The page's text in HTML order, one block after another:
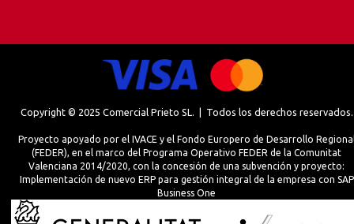
Copyright © 2025 Comercial Prieto SL. | Todos los derechos reservados.
Proyecto apoyado por el IVACE y el Fondo Europero de Desarrollo
(FEDER), en el marco del Programa Operativo FEDER de la Comunitat
Valenciana 2014/2020, con la concesión de una subvención y proyecto:
Implementación de nuevo ERP para gestión integral de la empresa con SAP
Business One